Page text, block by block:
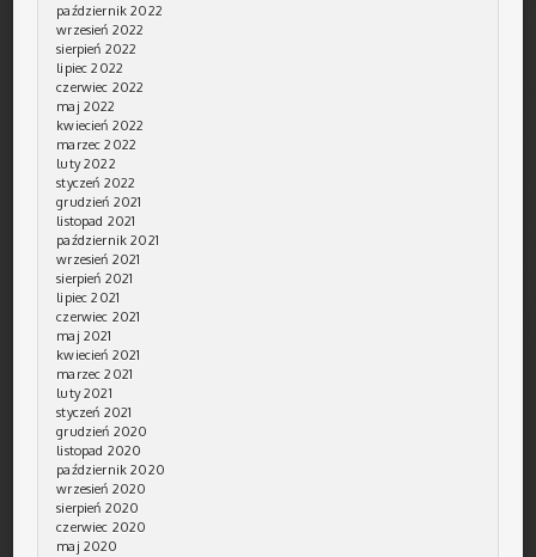
październik 2022
wrzesień 2022
sierpień 2022
lipiec 2022
czerwiec 2022
maj 2022
kwiecień 2022
marzec 2022
luty 2022
styczeń 2022
grudzień 2021
listopad 2021
październik 2021
wrzesień 2021
sierpień 2021
lipiec 2021
czerwiec 2021
maj 2021
kwiecień 2021
marzec 2021
luty 2021
styczeń 2021
grudzień 2020
listopad 2020
październik 2020
wrzesień 2020
sierpień 2020
czerwiec 2020
maj 2020